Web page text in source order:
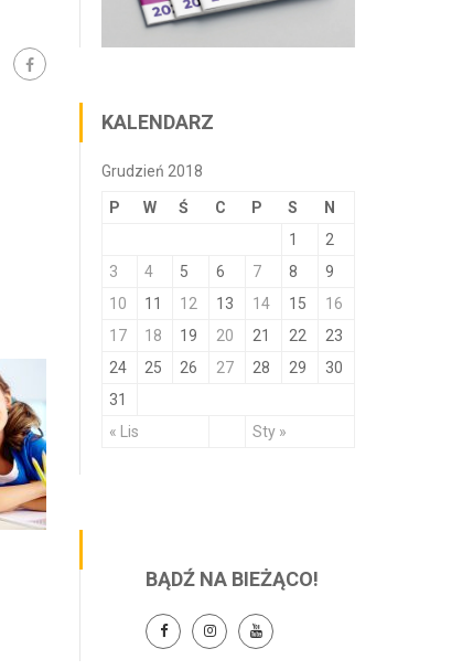
KALENDARZ
Grudzień 2018
P W Ś C P S N
« Lis Sty »
1
2
3
4 5 6 7 8
9
10
11 12 13 14 15
16
17
18 19 20 21 22
23
24
25 26 27 28 29
30
31
BĄDŹ NA BIEŻĄCO!